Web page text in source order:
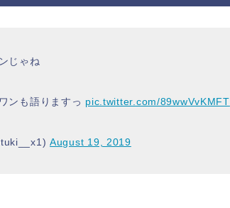
じゃね
ンも語りますっ pic.twitter.com/89wwVvKMFT
August 19, 2019